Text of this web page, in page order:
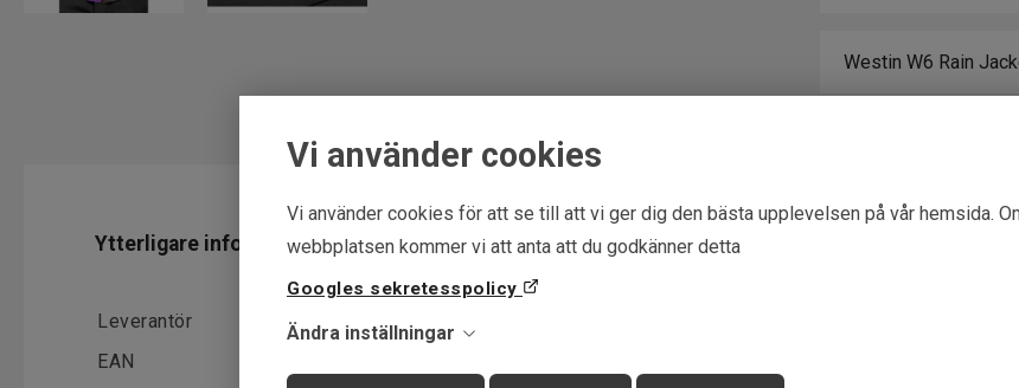
Vi använder cookies
Vi använder cookies för att se till att vi ger dig den bästa upplevelsen på vår hemsida.
webbplatsen kommer vi att anta att du godkänner detta
Googles sekretesspolicy
Ändra inställningar
Ytterligare information
Leverantör
Westin
EAN